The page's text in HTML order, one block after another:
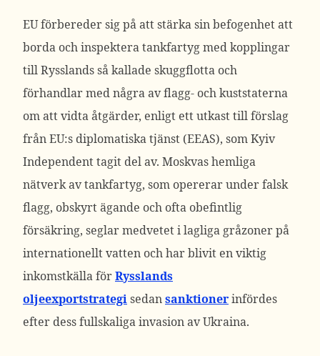
EU förbereder sig på att stärka sin befogenhet att
borda och inspektera tankfartyg med kopplingar
till Rysslands så kallade skuggflotta och
förhandlar med några av flagg- och kuststaterna
om att vidta åtgärder, enligt ett utkast till förslag
från EU:s diplomatiska tjänst (EEAS), som Kyiv
Independent tagit del av. Moskvas hemliga
nätverk av tankfartyg, som opererar under falsk
flagg, obskyrt ägande och ofta obefintlig
försäkring, seglar medvetet i lagliga gråzoner på
internationellt vatten och har blivit en viktig
inkomstkälla förRysslands
oljeexportstrategisedansanktionerinfördes
efter dess fullskaliga invasion av Ukraina.